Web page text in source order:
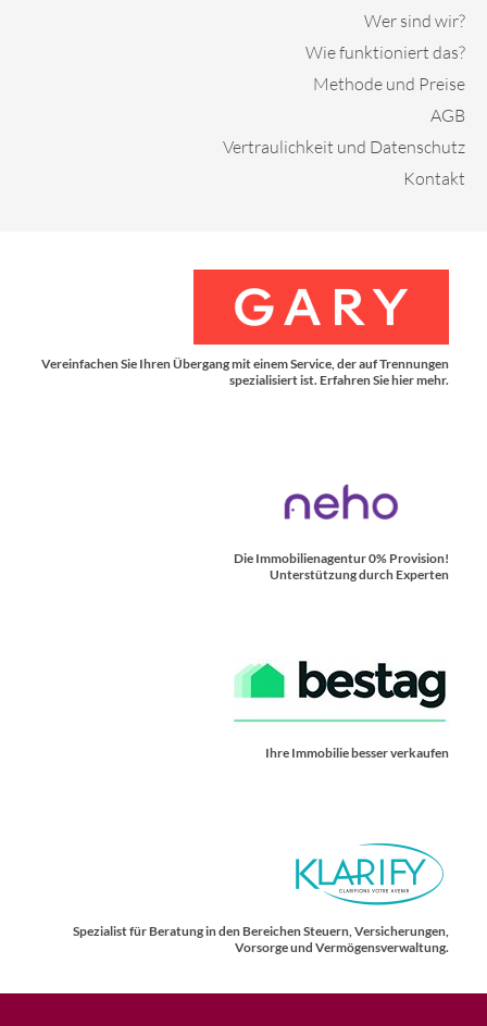
Wer sind wir?
Wie funktioniert das?
Methode und Preise
AGB
Vertraulichkeit und Datenschutz
Kontakt
Vereinfachen Sie Ihren Übergang mit einem Service, der auf Trennungen
spezialisiert ist. Erfahren Sie hier mehr.
Die Immobilienagentur 0% Provision!
Unterstützung durch Experten
Ihre Immobilie besser verkaufen
Spezialist für Beratung in den Bereichen Steuern, Versicherungen,
Vorsorge und Vermögensverwaltung.